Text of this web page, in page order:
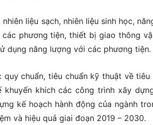
liệu sạch, nhiên liệu sinh học,
phương tiện, thiết bị giao thông
dụng năng lượng với các phương tiện.
chuẩn, tiêu chuẩn kỹ thuật về
khích các công trình xây
kế hoạch hành động của ngành
và hiệu quả giai đoạn 2019 – 2030.